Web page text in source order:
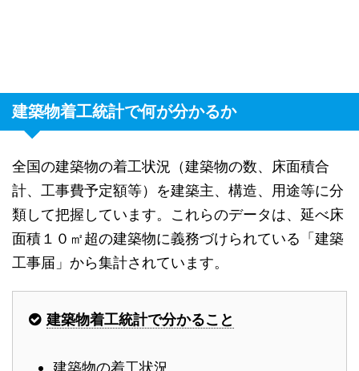
建築物着工統計で何が分かるか
全国の建築物の着工状況（建築物の数、床面積合
計、工事費予定額等）を建築主、構造、用途等に分
類して把握しています。これらのデータは、延べ床
面積１０㎡超の建築物に義務づけられている「建築
工事届」から集計されています。
建築物着工統計で分かること
建築物の着工状況